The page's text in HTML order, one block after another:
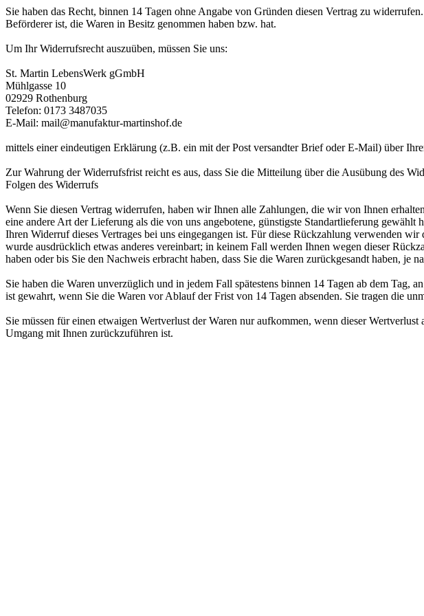
Sie haben das Recht, binnen 14 Tagen ohne Angabe von Gründen diesen Vertrag zu
Beförderer ist, die Waren in Besitz genommen haben bzw. hat.
Um Ihr Widerrufsrecht auszuüben, müssen Sie uns:
St. Martin LebensWerk gGmbH
Mühlgasse 10
02929 Rothenburg
Telefon: 0173 3487035
E-Mail: mail@manufaktur-martinshof.de
mittels einer eindeutigen Erklärung (z.B. ein mit der Post versandter Brief oder E-Mail) über
Zur Wahrung der Widerrufsfrist reicht es aus, dass Sie die Mitteilung über die Ausübung des
Folgen des Widerrufs
Wenn Sie diesen Vertrag widerrufen, haben wir Ihnen alle Zahlungen, die wir von Ihnen
eine andere Art der Lieferung als die von uns angebotene, günstigste Standartlieferung
Ihren Widerruf dieses Vertrages bei uns eingegangen ist. Für diese Rückzahlung verwenden
wurde ausdrücklich etwas anderes vereinbart; in keinem Fall werden Ihnen wegen dieser
haben oder bis Sie den Nachweis erbracht haben, dass Sie die Waren zurückgesandt haben, je
Sie haben die Waren unverzüglich und in jedem Fall spätestens binnen 14 Tagen ab dem Tag,
ist gewahrt, wenn Sie die Waren vor Ablauf der Frist von 14 Tagen absenden. Sie tragen die
Sie müssen für einen etwaigen Wertverlust der Waren nur aufkommen, wenn dieser
Umgang mit Ihnen zurückzuführen ist.